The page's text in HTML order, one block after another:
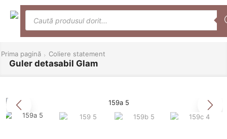
Meniu
Prima pagină Coliere statement
Guler detasabil Glam